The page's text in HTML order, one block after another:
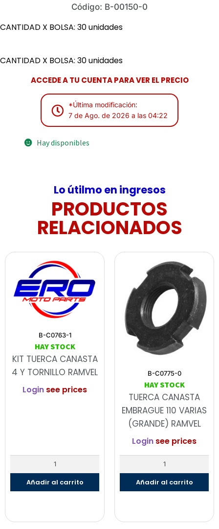
Código: B-00150-0
CANTIDAD X BOLSA: 30 unidades
CANTIDAD X BOLSA: 30 unidades
ACCEDE A TU CUENTA PARA VER EL PRECIO
*Última modificación:
7 de Ago. de 2026 a las 04:22
Hay disponibles
Lo útilmo en ingresos
PRODUCTOS
RELACIONADOS
B-C0763-1
HAY STOCK
KIT TUERCA CANASTA
4 Y TORNILLO RAMVEL
Login see prices
Añadir al carrito
B-C0775-0
HAY STOCK
TUERCA CANASTA
EMBRAGUE 110 VARIAS
(GRANDE) RAMVEL
Login see prices
Añadir al carrito